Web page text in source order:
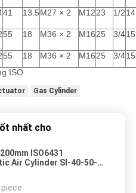
41 13.5M27 × 2 M1223 1/214
55 18 M36 × 2 M1625 3/415
55 18 M36 × 2 M1625 3/415
ISO
Gas Cylinder
nhất cho
ISO6431
Air Cylinder SI-40-50-
piece